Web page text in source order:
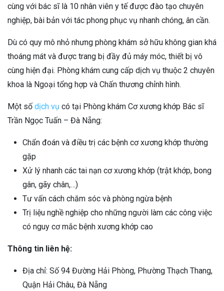
cùng với bác sĩ là 10 nhân viên y tế được đào tạo chuyên
nghiệp, bài bản với tác phong phục vụ nhanh chóng, ân cần.
Dù có quy mô nhỏ nhưng phòng khám sở hữu không gian khá
thoáng mát và được trang bị đầy đủ máy móc, thiết bị vô
cùng hiện đại. Phòng khám cung cấp dịch vụ thuộc 2 chuyên
khoa là Ngoại tổng hợp và Chấn thương chỉnh hình.
Một số dịch vụ có tại Phòng khám Cơ xương khớp Bác sĩ
Trần Ngọc Tuấn – Đà Nẵng:
Chẩn đoán và điều trị các bệnh cơ xương khớp thường
gặp
Xử lý nhanh các tai nạn cơ xương khớp (trật khớp, bong
gân, gãy chân,…)
Tư vấn cách chăm sóc và phòng ngừa bệnh
Trị liệu nghề nghiệp cho những người làm các công việc
có nguy cơ mắc bệnh xương khớp cao
Thông tin liên hệ:
Địa chỉ: Số 94 Đường Hải Phòng, Phường Thạch Thang,
Quận Hải Châu, Đà Nẵng